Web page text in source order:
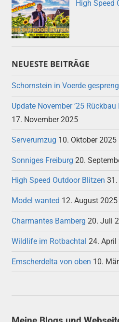
High Speed
NEUESTE BEITRÄGE
Schornstein in Voerde
Update November ’25
17. November 2025
Serverumzug 10. Oktober 2025
Sonniges Freiburg 20.
High Speed Outdoor Blitzen
Model wanted 12. August 2025
Charmantes Bamberg 20. Juli
Wildlife im Rotbachtal 24. April
Emscherdelta von oben 10.